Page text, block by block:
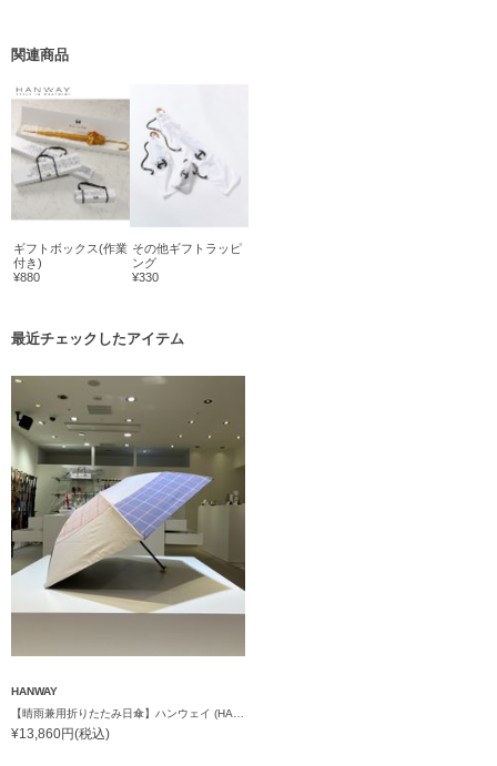
関連商品
ギフトボックス(作業
付き)
¥880
その他ギフトラッピ
ング
¥330
最近チェックしたアイテム
HANWAY
¥13,860円(税込)